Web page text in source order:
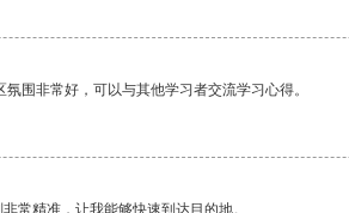
围非常好，可以与其他学习者交流学习心得。
常精准，让我能够快速到达目的地。